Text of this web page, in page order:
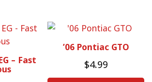
– Fast
’06 Pontiac GTO
$4.99